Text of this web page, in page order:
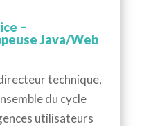
–
Java/Web
technique,
du cycle
utilisateurs